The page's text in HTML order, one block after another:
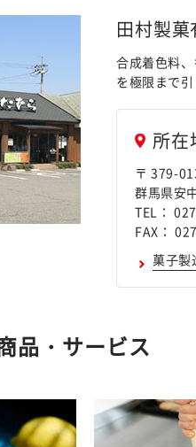
田村製
合成着色料
を極限まで
所在
〒 379-
群馬県安
TEL：
FAX：
菓子製
品・サービス